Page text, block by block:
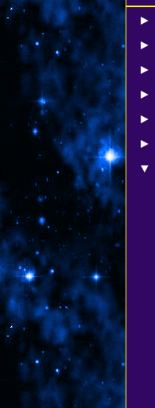
►
►
►
►
►
►
▼